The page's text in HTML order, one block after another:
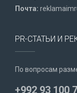
Почта:
PR-СТАТЬИ И
По вопросам
+992 93 100